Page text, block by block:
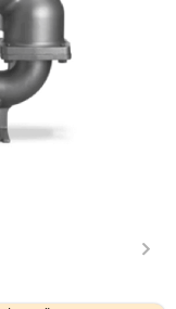
PX1530MSS